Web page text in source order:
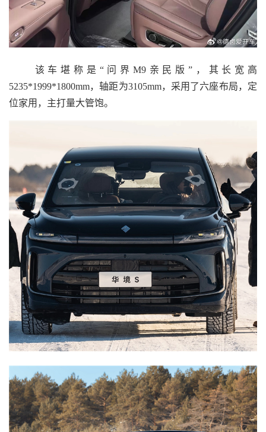
该车堪称是“问界M9亲民版”，其长宽高
5235*1999*1800mm，轴距为3105mm，采用了六座布局，定
位家用，主打量大管饱。